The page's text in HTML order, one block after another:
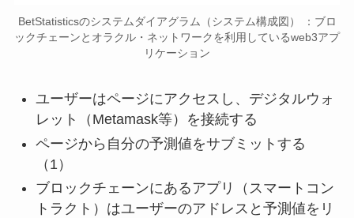
BetStatisticsのシステムダイアグラム（システム構成図） ：ブロ
ックチェーンとオラクル・ネットワークを利用しているweb3アプ
リケーション
ユーザーはページにアクセスし、デジタルウォ
レット（Metamask等）を接続する
ページから自分の予測値をサブミットする
（1）
ブロックチェーンにあるアプリ（スマートコン
トラクト）はユーザーのアドレスと予測値をリ